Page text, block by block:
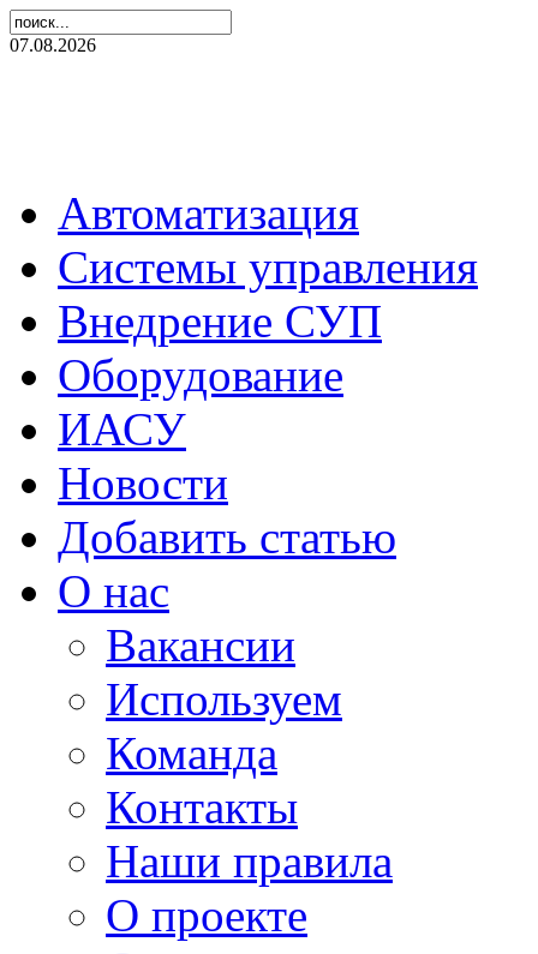
07.08.2026
Автоматизация
Системы управления
Внедрение СУП
Оборудование
ИАСУ
Новости
Добавить статью
О нас
Вакансии
Используем
Команда
Контакты
Наши правила
О проекте